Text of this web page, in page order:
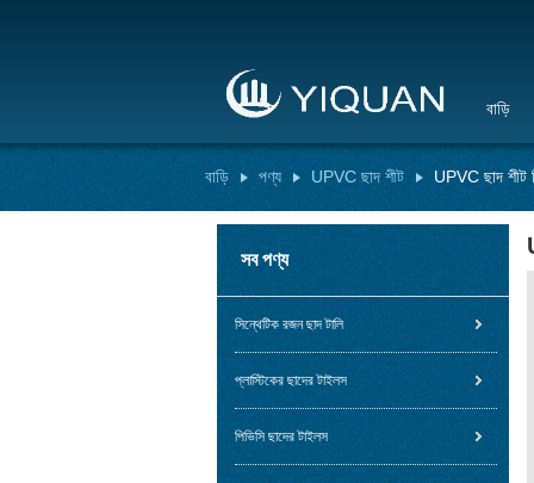
বাড়ি
বাড়ি পণ্য UPVC ছাদ শীট UPVC ছাদ শীট
সব পণ্য
সিন্থেটিক রজন ছাদ টালি
প্লাস্টিকের ছাদের টাইলস
পিভিসি ছাদের টাইলস